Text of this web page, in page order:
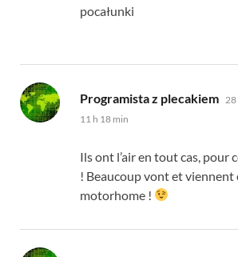
pocałunki
Programista z plecakiem
11 h 18 min
Ils ont l’air en tout cas pour
! Beaucoup vont et viennent
motorhome !